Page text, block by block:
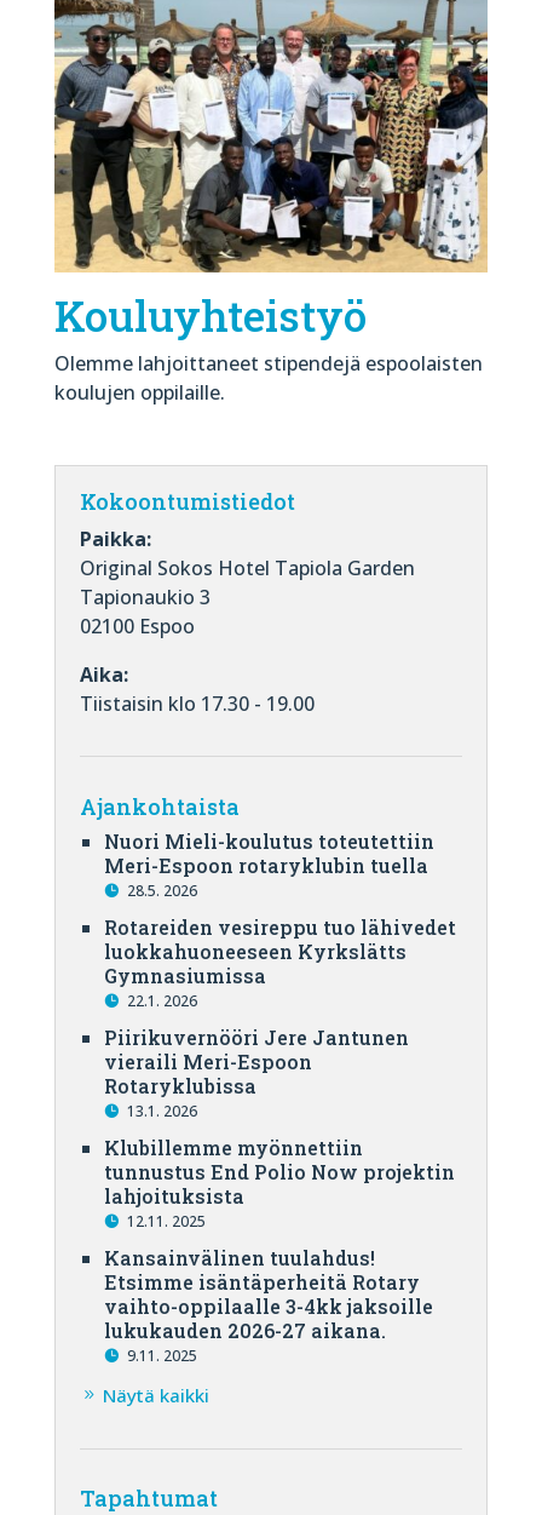
Kouluyhteistyö
Olemme lahjoittaneet stipendejä espoolaisten
koulujen oppilaille.
Kokoontumistiedot
Paikka:
Original Sokos Hotel Tapiola Garden
Tapionaukio 3
02100 Espoo
Aika:
Tiistaisin klo 17.30 - 19.00
Ajankohtaista
Nuori Mieli-koulutus toteutettiin
Meri-Espoon rotaryklubin tuella
28.5. 2026
Rotareiden vesireppu tuo lähivedet
luokkahuoneeseen Kyrkslätts
Gymnasiumissa
22.1. 2026
Piirikuvernööri Jere Jantunen
vieraili Meri-Espoon
Rotaryklubissa
13.1. 2026
Klubillemme myönnettiin
tunnustus End Polio Now projektin
lahjoituksista
12.11. 2025
Kansainvälinen tuulahdus!
Etsimme isäntäperheitä Rotary
vaihto-oppilaalle 3-4kk jaksoille
lukukauden 2026-27 aikana.
9.11. 2025
Näytä kaikki
Tapahtumat